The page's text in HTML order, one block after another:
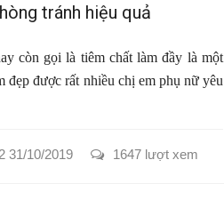
tránh hiệu quả
còn gọi là tiêm chất làm đầy là một
đẹp được rất nhiều chị em phụ nữ yêu
31/10/2019 1647 lượt xem